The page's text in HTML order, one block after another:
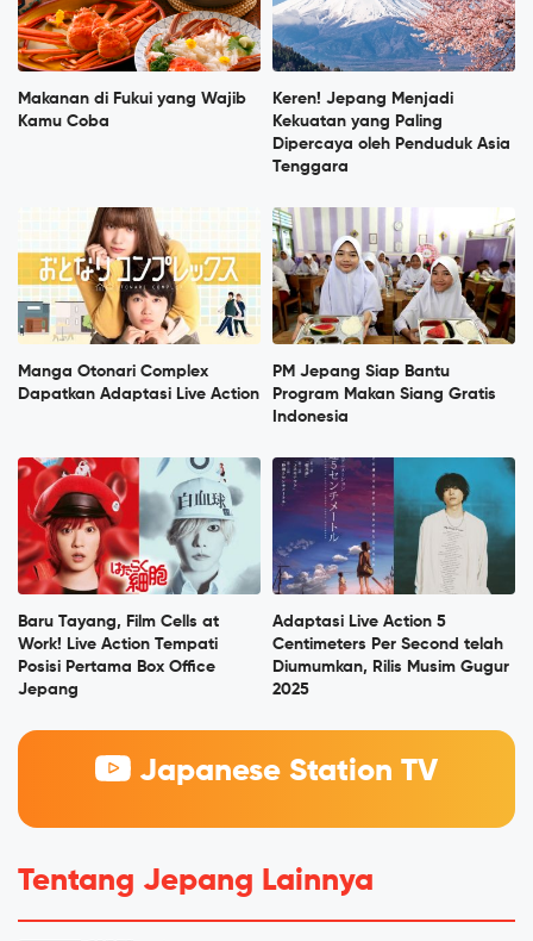
Makanan di Fukui yang Wajib
Kamu Coba
Keren! Jepang Menjadi
Kekuatan yang Paling
Dipercaya oleh Penduduk Asia
Tenggara
Manga Otonari Complex
Dapatkan Adaptasi Live Action
PM Jepang Siap Bantu
Program Makan Siang Gratis
Indonesia
Baru Tayang, Film Cells at
Work! Live Action Tempati
Posisi Pertama Box Office
Jepang
Adaptasi Live Action 5
Centimeters Per Second telah
Diumumkan, Rilis Musim Gugur
2025
Japanese Station TV
Tentang Jepang Lainnya